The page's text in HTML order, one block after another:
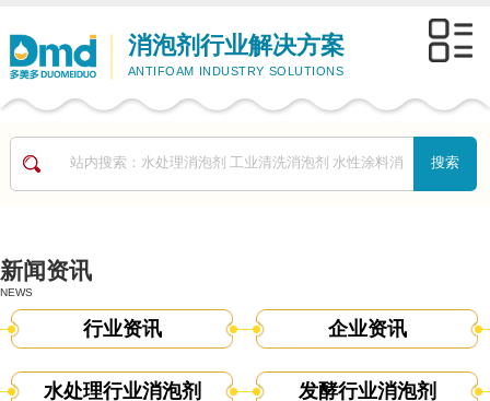
消泡剂行业解决方案
ANTIFOAM INDUSTRY SOLUTIONS
新闻资讯
NEWS
行业资讯 企业资讯
水处理行业消泡剂 发酵行业消泡剂